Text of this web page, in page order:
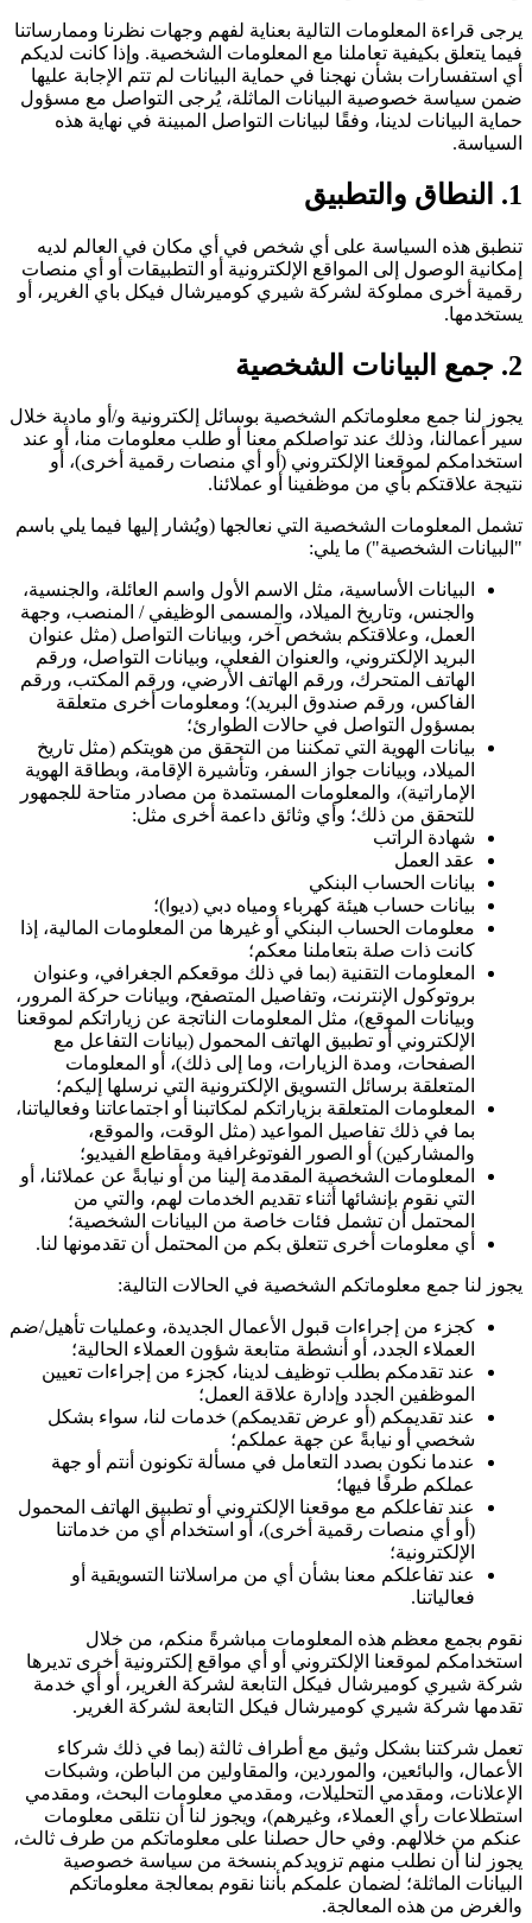
يرجى قراءة المعلومات التالية بعناية لفهم وجهات نظرنا وممارساتنا
فيما يتعلق بكيفية تعاملنا مع المعلومات الشخصية. وإذا كانت لديكم
أي استفسارات بشأن نهجنا في حماية البيانات لم تتم الإجابة عليها
ضمن سياسة خصوصية البيانات الماثلة، يُرجى التواصل مع مسؤول
حماية البيانات لدينا، وفقًا لبيانات التواصل المبينة في نهاية هذه
السياسة.
1. النطاق والتطبيق
تنطبق هذه السياسة على أي شخص في أي مكان في العالم لديه
إمكانية الوصول إلى المواقع الإلكترونية أو التطبيقات أو أي منصات
رقمية أخرى مملوكة لشركة شيري كوميرشال فيكل باي الغرير، أو
يستخدمها.
2. جمع البيانات الشخصية
يجوز لنا جمع معلوماتكم الشخصية بوسائل إلكترونية و/أو مادية خلال
سير أعمالنا، وذلك عند تواصلكم معنا أو طلب معلومات منا، أو عند
استخدامكم لموقعنا الإلكتروني (أو أي منصات رقمية أخرى)، أو
نتيجة علاقتكم بأي من موظفينا أو عملائنا.
تشمل المعلومات الشخصية التي نعالجها (ويُشار إليها فيما يلي باسم
"البيانات الشخصية") ما يلي:
البيانات الأساسية، مثل الاسم الأول واسم العائلة، والجنسية،
والجنس، وتاريخ الميلاد، والمسمى الوظيفي / المنصب، وجهة
العمل، وعلاقتكم بشخص آخر، وبيانات التواصل (مثل عنوان
البريد الإلكتروني، والعنوان الفعلي، وبيانات التواصل، ورقم
الهاتف المتحرك، ورقم الهاتف الأرضي، ورقم المكتب، ورقم
الفاكس، ورقم صندوق البريد)؛ ومعلومات أخرى متعلقة
بمسؤول التواصل في حالات الطوارئ؛
بيانات الهوية التي تمكننا من التحقق من هويتكم (مثل تاريخ
الميلاد، وبيانات جواز السفر، وتأشيرة الإقامة، وبطاقة الهوية
الإماراتية)، والمعلومات المستمدة من مصادر متاحة للجمهور
للتحقق من ذلك؛ وأي وثائق داعمة أخرى مثل:
شهادة الراتب
عقد العمل
بيانات الحساب البنكي
بيانات حساب هيئة كهرباء ومياه دبي (ديوا)؛
معلومات الحساب البنكي أو غيرها من المعلومات المالية، إذا
كانت ذات صلة بتعاملنا معكم؛
المعلومات التقنية (بما في ذلك موقعكم الجغرافي، وعنوان
بروتوكول الإنترنت، وتفاصيل المتصفح، وبيانات حركة المرور،
وبيانات الموقع)، مثل المعلومات الناتجة عن زياراتكم لموقعنا
الإلكتروني أو تطبيق الهاتف المحمول (بيانات التفاعل مع
الصفحات، ومدة الزيارات، وما إلى ذلك)، أو المعلومات
المتعلقة برسائل التسويق الإلكترونية التي نرسلها إليكم؛
المعلومات المتعلقة بزياراتكم لمكاتبنا أو اجتماعاتنا وفعالياتنا،
بما في ذلك تفاصيل المواعيد (مثل الوقت، والموقع،
والمشاركين) أو الصور الفوتوغرافية ومقاطع الفيديو؛
المعلومات الشخصية المقدمة إلينا من أو نيابةً عن عملائنا، أو
التي نقوم بإنشائها أثناء تقديم الخدمات لهم، والتي من
المحتمل أن تشمل فئات خاصة من البيانات الشخصية؛
أي معلومات أخرى تتعلق بكم من المحتمل أن تقدمونها لنا.
يجوز لنا جمع معلوماتكم الشخصية في الحالات التالية:
كجزء من إجراءات قبول الأعمال الجديدة، وعمليات تأهيل/ضم
العملاء الجدد، أو أنشطة متابعة شؤون العملاء الحالية؛
عند تقدمكم بطلب توظيف لدينا، كجزء من إجراءات تعيين
الموظفين الجدد وإدارة علاقة العمل؛
عند تقديمكم (أو عرض تقديمكم) خدمات لنا، سواء بشكل
شخصي أو نيابةً عن جهة عملكم؛
عندما نكون بصدد التعامل في مسألة تكونون أنتم أو جهة
عملكم طرفًا فيها؛
عند تفاعلكم مع موقعنا الإلكتروني أو تطبيق الهاتف المحمول
(أو أي منصات رقمية أخرى)، أو استخدام أي من خدماتنا
الإلكترونية؛
عند تفاعلكم معنا بشأن أي من مراسلاتنا التسويقية أو
فعالياتنا.
نقوم بجمع معظم هذه المعلومات مباشرةً منكم، من خلال
استخدامكم لموقعنا الإلكتروني أو أي مواقع إلكترونية أخرى تديرها
شركة شيري كوميرشال فيكل التابعة لشركة الغرير، أو أي خدمة
تقدمها شركة شيري كوميرشال فيكل التابعة لشركة الغرير.
تعمل شركتنا بشكل وثيق مع أطراف ثالثة (بما في ذلك شركاء
الأعمال، والبائعين، والموردين، والمقاولين من الباطن، وشبكات
الإعلانات، ومقدمي التحليلات، ومقدمي معلومات البحث، ومقدمي
استطلاعات رأي العملاء، وغيرهم)، ويجوز لنا أن نتلقى معلومات
عنكم من خلالهم. وفي حال حصلنا على معلوماتكم من طرف ثالث،
يجوز لنا أن نطلب منهم تزويدكم بنسخة من سياسة خصوصية
البيانات الماثلة؛ لضمان علمكم بأننا نقوم بمعالجة معلوماتكم
والغرض من هذه المعالجة.